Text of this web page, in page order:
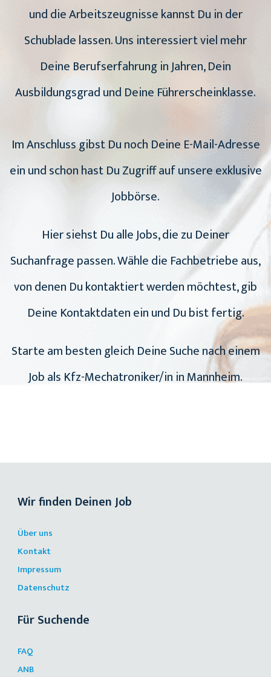
und die Arbeitszeugnisse kannst Du in der
Schublade lassen. Uns interessiert viel mehr
Deine Berufserfahrung in Jahren, Dein
Ausbildungsgrad und Deine Führerscheinklasse.
Im Anschluss gibst Du noch Deine E-Mail-Adresse
ein und schon hast Du Zugriff auf unsere exklusive
Jobbörse.
Hier siehst Du alle Jobs, die zu Deiner
Suchanfrage passen. Wähle die Fachbetriebe aus,
von denen Du kontaktiert werden möchtest, gib
Deine Kontaktdaten ein und Du bist fertig.
Starte am besten gleich Deine Suche nach einem
Job als Kfz-Mechatroniker/in in Mannheim.
Wir finden Deinen Job
Über uns
Kontakt
Impressum
Datenschutz
Für Suchende
FAQ
ANB